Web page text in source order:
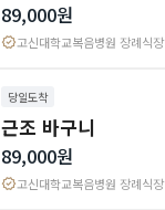
89,000원
verified고신대학교복음병원 장례식장
당일도착
근조 바구니
89,000원
verified고신대학교복음병원 장례식장